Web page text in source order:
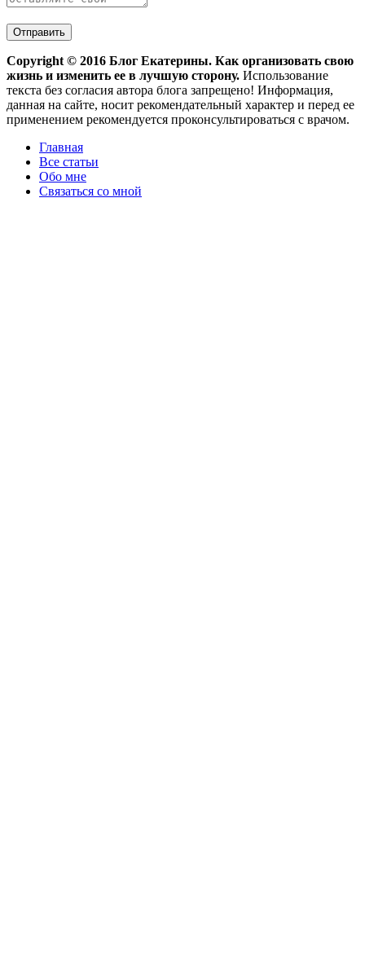
Copyright © 2016 Блог Екатерины. Как организовать свою
жизнь и изменить ее в лучшую сторону. Использование
текста без согласия автора блога запрещено! Информация,
данная на сайте, носит рекомендательный характер и перед ее
применением рекомендуется проконсультироваться с врачом.
Главная
Все статьи
Обо мне
Связаться со мной